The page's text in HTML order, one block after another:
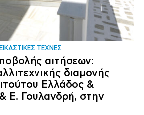
ΕΙΚΑΣΤΙΚΕΣ ΤΕΧΝΕΣ
αιτήσεων:
διαμονής
Ελλάδος &
Ε. Γουλανδρή, στην